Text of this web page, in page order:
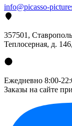
info@picasso-
357501,
Теплосерная, д.
Ежедневно 8:00-
Заказы на сайте